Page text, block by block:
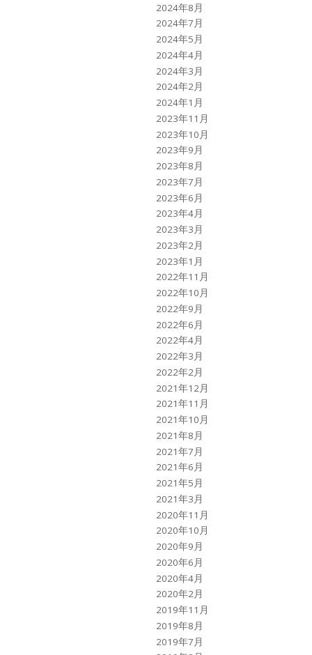
2024年8月
2024年7月
2024年5月
2024年4月
2024年3月
2024年2月
2024年1月
2023年11月
2023年10月
2023年9月
2023年8月
2023年7月
2023年6月
2023年4月
2023年3月
2023年2月
2023年1月
2022年11月
2022年10月
2022年9月
2022年6月
2022年4月
2022年3月
2022年2月
2021年12月
2021年11月
2021年10月
2021年8月
2021年7月
2021年6月
2021年5月
2021年3月
2020年11月
2020年10月
2020年9月
2020年6月
2020年4月
2020年2月
2019年11月
2019年8月
2019年7月